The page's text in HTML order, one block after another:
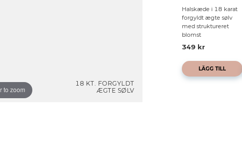
18 KT. FORGYLDT
ÆGTE SØLV
to zoom
Halskæde i 18 karat
forgyldt ægte sølv
med struktureret
blomst
349 kr
LÄGG TILL